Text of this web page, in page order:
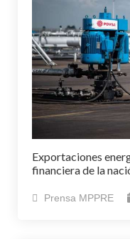
Exportaciones
financiera de la
Prensa MPPRE